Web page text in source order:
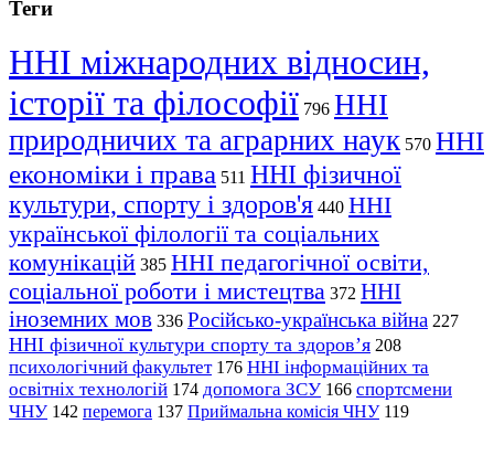
Теги
ННІ міжнародних відносин,
історії та філософії 796 ННІ
природничих та аграрних наук 570 ННІ
економіки і права 511 ННІ фізичної
культури, спорту і здоров'я 440 ННІ
української філології та соціальних
комунікацій 385 ННІ педагогічної освіти,
соціальної роботи і мистецтва 372 ННІ
іноземних мов 336 Російсько-українська війна 227
ННІ фізичної культури спорту та здоров’я 208
психологічний факультет 176 ННІ інформаційних та
освітніх технологій 174 допомога ЗСУ 166 спортсмени
ЧНУ 142 перемога 137 Приймальна комісія ЧНУ 119